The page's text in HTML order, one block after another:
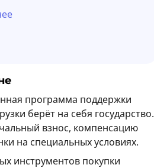
программа поддержки
берёт на себя государство.
взнос, компенсацию
на специальных условиях.
инструментов покупки